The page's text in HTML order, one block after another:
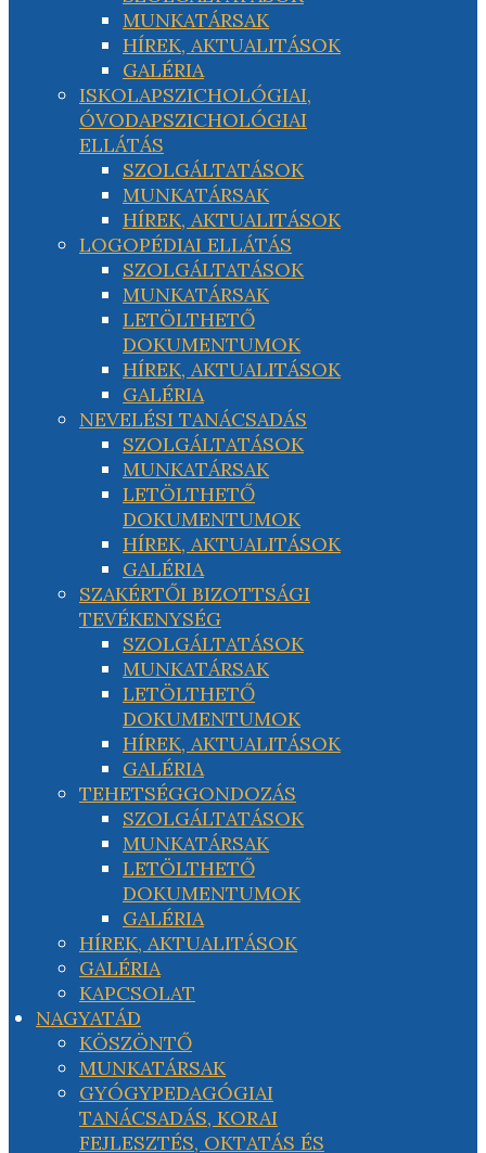
MUNKATÁRSAK
HÍREK, AKTUALITÁSOK
GALÉRIA
ISKOLAPSZICHOLÓGIAI,
ÓVODAPSZICHOLÓGIAI
ELLÁTÁS
SZOLGÁLTATÁSOK
MUNKATÁRSAK
HÍREK, AKTUALITÁSOK
LOGOPÉDIAI ELLÁTÁS
SZOLGÁLTATÁSOK
MUNKATÁRSAK
LETÖLTHETŐ
DOKUMENTUMOK
HÍREK, AKTUALITÁSOK
GALÉRIA
NEVELÉSI TANÁCSADÁS
SZOLGÁLTATÁSOK
MUNKATÁRSAK
LETÖLTHETŐ
DOKUMENTUMOK
HÍREK, AKTUALITÁSOK
GALÉRIA
SZAKÉRTŐI BIZOTTSÁGI
TEVÉKENYSÉG
SZOLGÁLTATÁSOK
MUNKATÁRSAK
LETÖLTHETŐ
DOKUMENTUMOK
HÍREK, AKTUALITÁSOK
GALÉRIA
TEHETSÉGGONDOZÁS
SZOLGÁLTATÁSOK
MUNKATÁRSAK
LETÖLTHETŐ
DOKUMENTUMOK
GALÉRIA
HÍREK, AKTUALITÁSOK
GALÉRIA
KAPCSOLAT
NAGYATÁD
KÖSZÖNTŐ
MUNKATÁRSAK
GYÓGYPEDAGÓGIAI
TANÁCSADÁS, KORAI
FEJLESZTÉS, OKTATÁS ÉS